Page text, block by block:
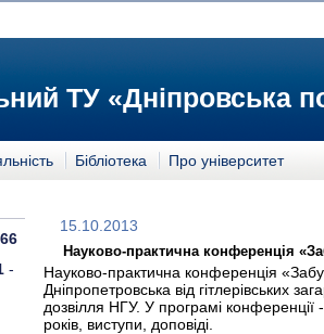
ТУ «Дніпровська
Бібліотека Про університет
-
15.10.2013
Науково-практична конференція
Науково-практична конференція
Дніпропетровська від гітлерівських
дозвілля НГУ. У програмі конференції
років, виступи, доповіді.